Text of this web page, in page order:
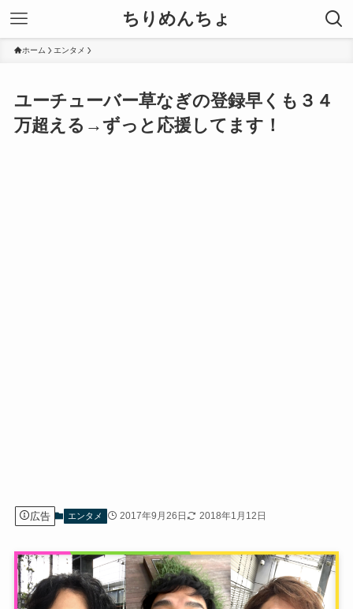
ちりめんちょ
ホーム エンタメ
ユーチューバー草なぎの登録早くも３４
万超える→ずっと応援してます！
広告 エンタメ 2017年9月26日 2018年1月12日